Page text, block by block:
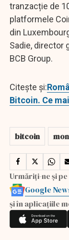
tranzacție de
platformele
din
Sadie, director
BCB Group.
Citește și:
Bitcoin. Ce
bitcoin
Urmăriți-ne și pe
Google
și în aplicațiile